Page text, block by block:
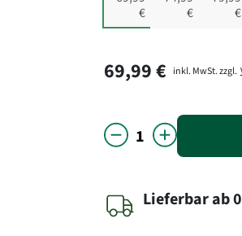
€
€
€
69,99 € inkl. MwSt. zzgl.
Lieferbarab